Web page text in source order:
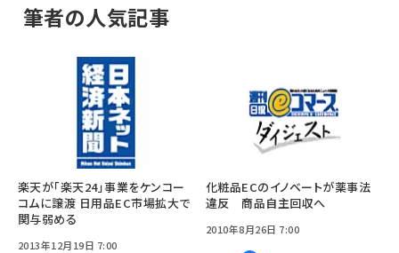
筆者の人気記事
楽天が「楽天24」事業をケンコー
コムに譲渡 日用品EC市場拡大で
関与弱める
2013年12月19日 7:00
化粧品ECのイノベートが薬事法
違反 商品自主回収へ
2010年8月26日 7:00